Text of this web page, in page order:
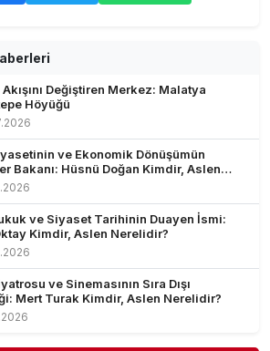
Değiştiren Merkez: Malatya
Höyüğü
ve Ekonomik Dönüşümün
Bakanı: Hüsnü Doğan Kimdir, Aslen
ve Siyaset Tarihinin Duayen İsmi:
Kimdir, Aslen Nerelidir?
ve Sinemasının Sıra Dışı
Mert Turak Kimdir, Aslen Nerelidir?